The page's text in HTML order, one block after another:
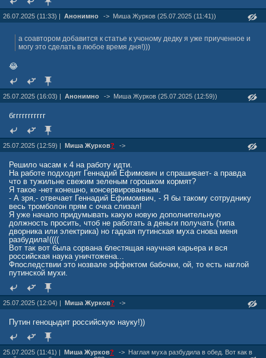
26.07.2025 (11:33) | Анонимно -> Миша Журкoв (25.07.2025 (11:41))
а соавтором добавится к статье к учоному дедку я уже приученное и
могу это сделать в любое время дня!)))
😂
25.07.2025 (16:03) | Анонимно -> Миша Журкoв (25.07.2025 (12:59))
бггггггггггг
25.07.2025 (12:59) | Миша Журкoв? ->
Решило часам к 4 на работу идти.
На работе подходит Геннадий Ефимович и спрашивает- а правда
что в тужильне свежим зеленым горошком кормят?
Я такое -нет конешно, консервированным.
- А зря,- отвечает Геннадий Ефимомвич, - Я бы такому сотруднику
весь тромболон прям с очка слизал!
Я уже начало придумывать какую новую дополнительную
должность просить, чтоб не работать а деньги получать (типа
дворника или электрика) но гадкая путинская муха снова меня
разбудила!((((
Вот так вот была сорвана блестящая научная карьера и вся
российская наука уничтожена...
Фпоследствии это нозвале эффектом бабочки, ой, то есть наглой
путинской мухи.
25.07.2025 (12:04) | Миша Журкoв? ->
Путин геноцыдит российскую науку!))
25.07.2025 (11:41) | Миша Журкoв? -> Наглая муха разбудила в обед. Вот как в